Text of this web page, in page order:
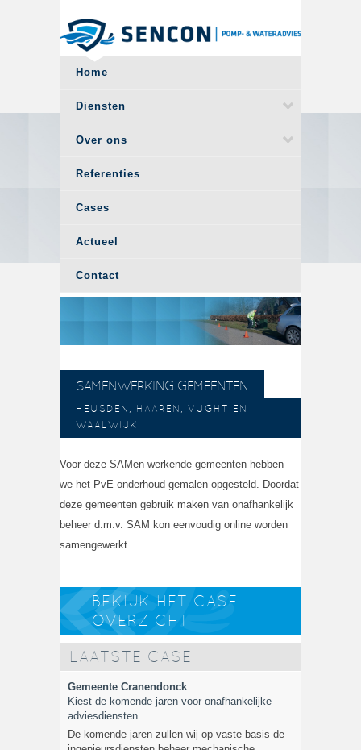
Home
Diensten
Over ons
Referenties
Cases
Actueel
Contact
SAMENWERKING GEMEENTEN
HEUSDEN, HAAREN, VUGHT EN
WAALWIJK
Voor deze SAMen werkende gemeenten hebben
we het PvE onderhoud gemalen opgesteld. Doordat
deze gemeenten gebruik maken van onafhankelijk
beheer d.m.v. SAM kon eenvoudig online worden
samengewerkt.
BEKIJK HET CASE
OVERZICHT
LAATSTE CASE
Gemeente Cranendonck
Kiest de komende jaren voor onafhankelijke
adviesdiensten
De komende jaren zullen wij op vaste basis de